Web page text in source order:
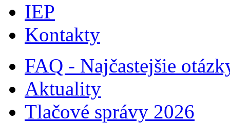
IEP
Kontakty
FAQ - Najčastejšie
Aktuality
Tlačové správy 2026